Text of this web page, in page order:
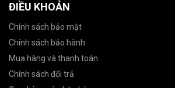
ĐIỀU KHOẢN
Chính sách bảo mật
Chính sách bảo hành
Mua hàng và thanh toán
Chính sách đổi trả